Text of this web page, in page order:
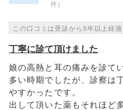
件）
この口コミは受診から5年以上経過
丁寧に診て頂けました
娘の高熱と耳の痛みを診て
多い時期でしたが、診察は
やすかったです。
出して頂いた薬もそれほど